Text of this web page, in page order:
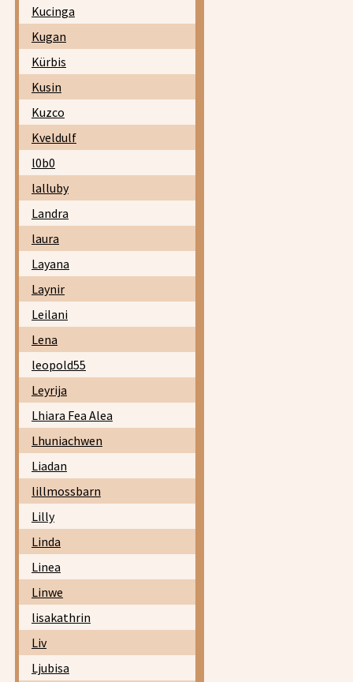
Kucinga
Kugan
Kürbis
Kusin
Kuzco
Kveldulf
l0b0
lalluby
Landra
laura
Layana
Laynir
Leilani
Lena
leopold55
Leyrija
Lhiara Fea Alea
Lhuniachwen
Liadan
lillmossbarn
Lilly
Linda
Linea
Linwe
lisakathrin
Liv
Ljubisa